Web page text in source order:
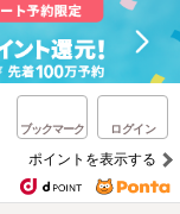
ブックマーク ログイン
ポイントを表示する